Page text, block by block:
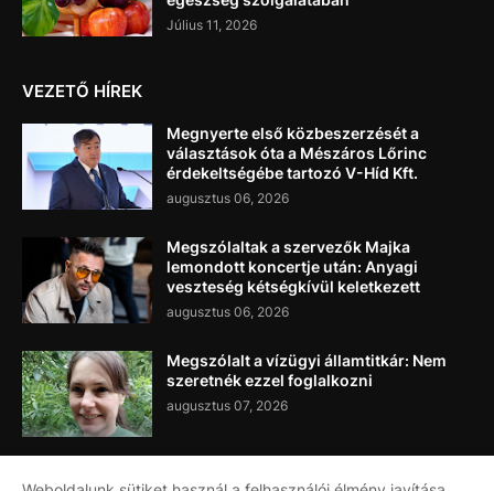
Július 11, 2026
VEZETŐ HÍREK
Megnyerte első közbeszerzését a
választások óta a Mészáros Lőrinc
érdekeltségébe tartozó V-Híd Kft.
augusztus 06, 2026
Megszólaltak a szervezők Majka
lemondott koncertje után: Anyagi
veszteség kétségkívül keletkezett
augusztus 06, 2026
Megszólalt a vízügyi államtitkár: Nem
szeretnék ezzel foglalkozni
augusztus 07, 2026